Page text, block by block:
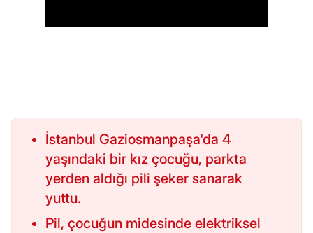
İstanbul Gaziosmanpaşa'da 4
yaşındaki bir kız çocuğu, parkta
yerden aldığı pili şeker sanarak
yuttu.
Pil, çocuğun midesinde elektriksel